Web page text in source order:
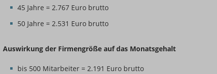
45 Jahre = 2.767 Euro brutto
50 Jahre = 2.531 Euro brutto
Auswirkung der Firmengröße auf das Monatsgehalt
bis 500 Mitarbeiter = 2.191 Euro brutto